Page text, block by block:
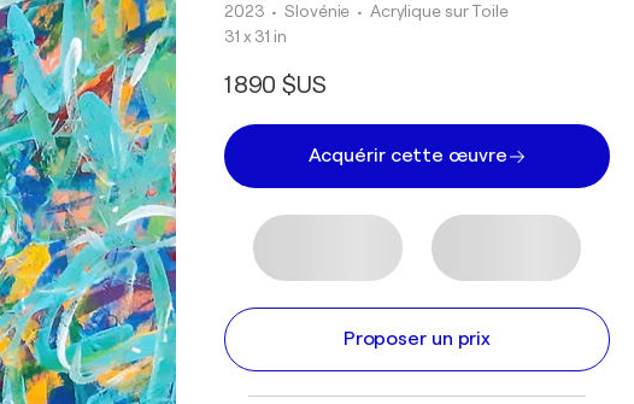
2023 • Slovénie • Acrylique sur Toile
31 x 31 in
1 890 $US
Acquérir cette œuvre
Proposer un prix